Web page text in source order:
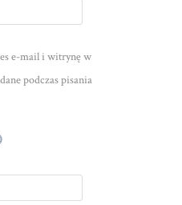
e-mail i witrynę w
podczas pisania